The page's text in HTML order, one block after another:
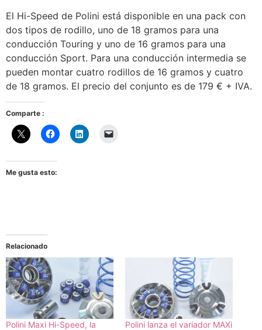
El Hi-Speed de Polini está disponible en una pack con
dos tipos de rodillo, uno de 18 gramos para una
conducción Touring y uno de 16 gramos para una
conducción Sport. Para una conducción intermedia se
pueden montar cuatro rodillos de 16 gramos y cuatro
de 18 gramos. El precio del conjunto es de 179 € + IVA.
Comparte :
Me gusta esto:
Relacionado
Polini Maxi Hi-Speed, la
Polini lanza el variador MAXi